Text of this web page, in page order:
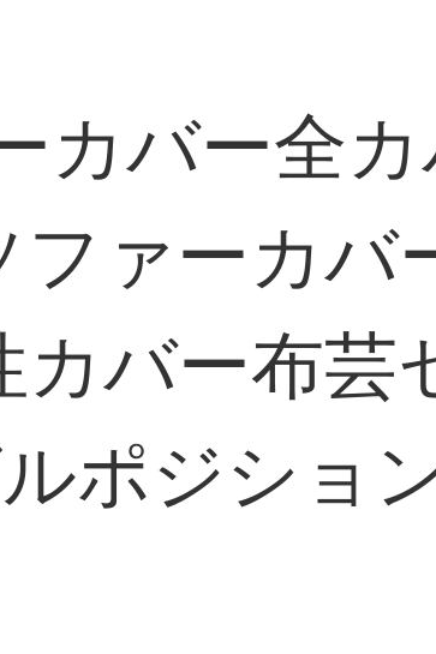
カバー全
ァーカバ
バー布芸
ポジショ